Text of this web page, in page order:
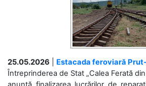
25.05.2026
Estacada feroviară
Întreprinderea de Stat „Calea Ferată